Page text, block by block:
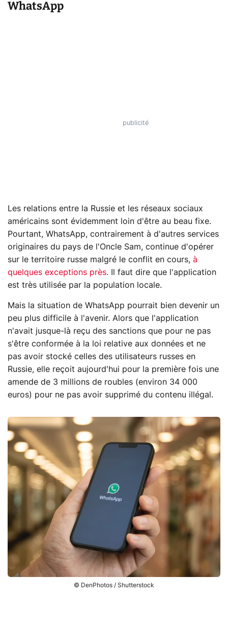
WhatsApp
Les relations entre la Russie et les réseaux sociaux
américains sont évidemment loin d'être au beau fixe.
Pourtant, WhatsApp, contrairement à d'autres services
originaires du pays de l'Oncle Sam, continue d'opérer
sur le territoire russe malgré le conflit en cours, à
quelques exceptions près. Il faut dire que l'application
est très utilisée par la population locale.
Mais la situation de WhatsApp pourrait bien devenir un
peu plus difficile à l'avenir. Alors que l'application
n'avait jusque-là reçu des sanctions que pour ne pas
s'être conformée à la loi relative aux données et ne
pas avoir stocké celles des utilisateurs russes en
Russie, elle reçoit aujourd'hui pour la première fois une
amende de 3 millions de roubles (environ 34 000
euros) pour ne pas avoir supprimé du contenu illégal.
© DenPhotos / Shutterstock